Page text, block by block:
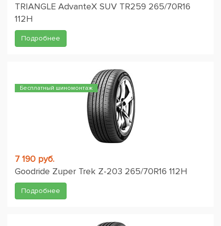
TRIANGLE AdvanteX SUV TR259 265/70R16
112H
Подробнее
Бесплатный шиномонтаж
7 190 руб.
Goodride Zuper Trek Z-203 265/70R16 112H
Подробнее